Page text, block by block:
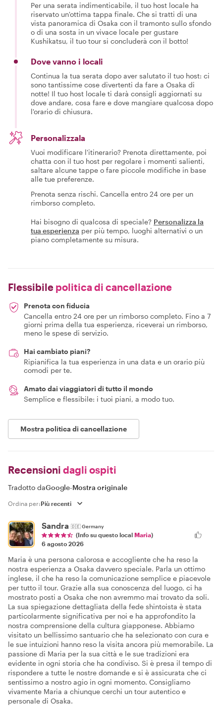
Per una serata indimenticabile, il tuo host locale ha
riservato un'ottima tappa finale. Che si tratti di una
vista panoramica di Osaka con il tramonto sullo sfondo
o di una sosta in un vivace locale per gustare
Kushikatsu, il tuo tour si concluderà con il botto!
Dove vanno i locali
Continua la tua serata dopo aver salutato il tuo host: ci
sono tantissime cose divertenti da fare a Osaka di
notte! Il tuo host locale ti darà consigli aggiornati su
dove andare, cosa fare e dove mangiare qualcosa dopo
l'orario di chiusura.
Personalizzala
Vuoi modificare l'itinerario? Prenota direttamente, poi
chatta con il tuo host per regolare i momenti salienti,
saltare alcune tappe o fare piccole modifiche in base
alle tue preferenze.
Prenota senza rischi. Cancella entro 24 ore per un
rimborso completo.
Hai bisogno di qualcosa di speciale? Personalizza la
tua esperienza per più tempo, luoghi alternativi o un
piano completamente su misura.
Flessibile politica di cancellazione
Prenota con fiducia
Cancella entro 24 ore per un rimborso completo. Fino a 7
giorni prima della tua esperienza, riceverai un rimborso,
meno le spese di servizio.
Hai cambiato piani?
Ripianifica la tua esperienza in una data e un orario più
comodi per te.
Amato dai viaggiatori di tutto il mondo
Semplice e flessibile: i tuoi piani, a modo tuo.
Mostra politica di cancellazione
Recensioni dagli ospiti
Tradotto daGoogle-Mostra originale
Ordina per:
Sandra 🇩🇪Germany
(Info su questo local Maria)
6 agosto 2026
Maria è una persona calorosa e accogliente che ha reso la
nostra esperienza a Osaka davvero speciale. Parla un ottimo
inglese, il che ha reso la comunicazione semplice e piacevole
per tutto il tour. Grazie alla sua conoscenza del luogo, ci ha
mostrato posti a Osaka che non avremmo mai trovato da soli.
La sua spiegazione dettagliata della fede shintoista è stata
particolarmente significativa per noi e ha approfondito la
nostra comprensione della cultura giapponese. Abbiamo
visitato un bellissimo santuario che ha selezionato con cura e
le sue intuizioni hanno reso la visita ancora più memorabile. La
passione di Maria per la sua città e le sue tradizioni era
evidente in ogni storia che ha condiviso. Si è presa il tempo di
rispondere a tutte le nostre domande e si è assicurata che ci
sentissimo a nostro agio in ogni momento. Consigliamo
vivamente Maria a chiunque cerchi un tour autentico e
personale di Osaka.